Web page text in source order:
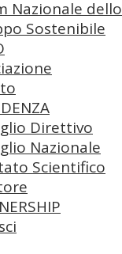
Nazionale dello
Sostenibile
Direttivo
Nazionale
Scientifico